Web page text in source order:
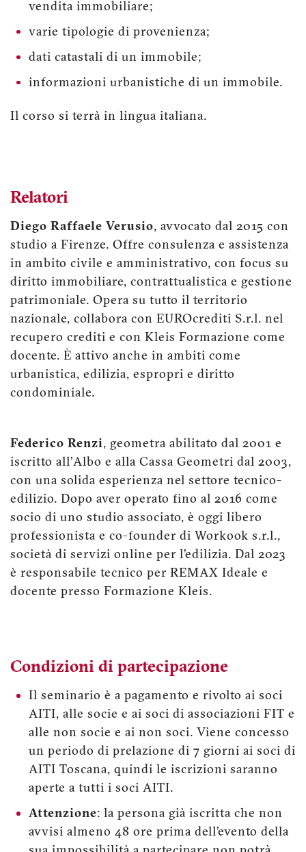
vendita immobiliare;
varie tipologie di provenienza;
dati catastali di un immobile;
informazioni urbanistiche di un immobile.
Il corso si terrà in lingua italiana.
Relatori
Diego Raffaele Verusio, avvocato dal 2015 con
studio a Firenze. Offre consulenza e assistenza
in ambito civile e amministrativo, con focus su
diritto immobiliare, contrattualistica e gestione
patrimoniale. Opera su tutto il territorio
nazionale, collabora con EUROcrediti S.r.l. nel
recupero crediti e con Kleis Formazione come
docente. È attivo anche in ambiti come
urbanistica, edilizia, espropri e diritto
condominiale.
Federico Renzi, geometra abilitato dal 2001 e
iscritto all’Albo e alla Cassa Geometri dal 2003,
con una solida esperienza nel settore tecnico-
edilizio. Dopo aver operato fino al 2016 come
socio di uno studio associato, è oggi libero
professionista e co-founder di Workook s.r.l.,
società di servizi online per l’edilizia. Dal 2023
è responsabile tecnico per REMAX Ideale e
docente presso Formazione Kleis.
Condizioni di partecipazione
Il seminario è a pagamento e rivolto ai soci
AITI, alle socie e ai soci di associazioni FIT e
alle non socie e ai non soci. Viene concesso
un periodo di prelazione di 7 giorni ai soci di
AITI Toscana, quindi le iscrizioni saranno
aperte a tutti i soci AITI.
Attenzione: la persona già iscritta che non
avvisi almeno 48 ore prima dell’evento della